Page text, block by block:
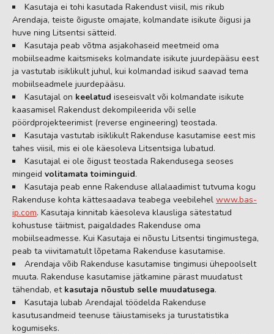
Kasutaja ei tohi kasutada Rakendust viisil, mis rikub
Arendaja, teiste õiguste omajate, kolmandate isikute õigusi ja
huve ning Litsentsi sätteid.
Kasutaja peab võtma asjakohaseid meetmeid oma
mobiilseadme kaitsmiseks kolmandate isikute juurdepääsu eest
ja vastutab isiklikult juhul, kui kolmandad isikud saavad tema
mobiilseadmele juurdepääsu.
Kasutajal on keelatud iseseisvalt või kolmandate isikute
kaasamisel Rakendust dekompileerida või selle
pöördprojekteerimist (reverse engineering) teostada.
Kasutaja vastutab isiklikult Rakenduse kasutamise eest mis
tahes viisil, mis ei ole käesoleva Litsentsiga lubatud.
Kasutajal ei ole õigust teostada Rakendusega seoses
mingeid volitamata toiminguid.
Kasutaja peab enne Rakenduse allalaadimist tutvuma kogu
Rakenduse kohta kättesaadava teabega veebilehel www.bas-
ip.com. Kasutaja kinnitab käesoleva klausliga sätestatud
kohustuse täitmist, paigaldades Rakenduse oma
mobiilseadmesse. Kui Kasutaja ei nõustu Litsentsi tingimustega,
peab ta viivitamatult lõpetama Rakenduse kasutamise.
Arendaja võib Rakenduse kasutamise tingimusi ühepoolselt
muuta. Rakenduse kasutamise jätkamine pärast muudatust
tähendab, et kasutaja nõustub selle muudatusega.
Kasutaja lubab Arendajal töödelda Rakenduse
kasutusandmeid teenuse täiustamiseks ja turustatistika
kogumiseks.